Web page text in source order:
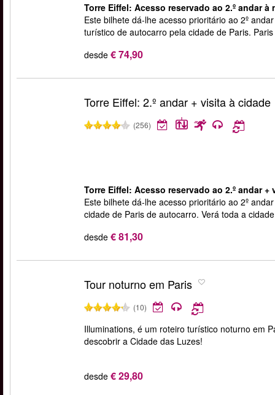
Torre Eiffel: Acesso reservado ao 2.º andar
Este bilhete dá-lhe acesso prioritário ao 2º
turístico de autocarro pela cidade de Paris.
desde € 74,90
Torre Eiffel: 2.º andar + visita à cidade
(256)
Torre Eiffel: Acesso reservado ao 2.º andar
Este bilhete dá-lhe acesso prioritário ao 2º
cidade de Paris de autocarro. Verá toda a
desde € 81,30
Tour noturno em Paris
(10)
Illuminations, é um roteiro turístico noturno em
descobrir a Cidade das Luzes!
desde € 29,80